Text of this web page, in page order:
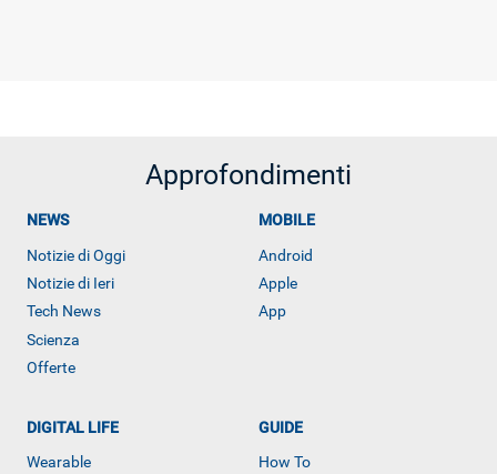
Approfondimenti
NEWS
Notizie di Oggi
Notizie di Ieri
Tech News
Scienza
Offerte
MOBILE
Android
Apple
App
DIGITAL LIFE
Wearable
GUIDE
How To